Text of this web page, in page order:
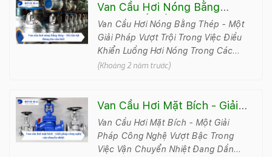
Van Cầu Hơi Nóng Bằng
Thép - Tất Tần Tật Thông
Tin Cần Biết
Van Cầu Hơi Nóng Bằng Thép - Một
Giải Pháp Vượt Trội Trong Việc Điều
Khiển Luồng Hơi Nóng Trong Các
Ứng Dụng Công Nghiệp Và Xử Lý
(Khoảng 2 năm trước)
Van Cầu Hơi Mặt Bích - Giải
Pháp Công Nghệ Vận
Chuyển Nhiệt
Van Cầu Hơi Mặt Bích - Một Giải
Pháp Công Nghệ Vượt Bậc Trong
Việc Vận Chuyển Nhiệt Đang Dần